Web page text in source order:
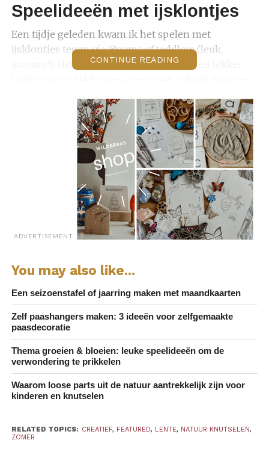
Speelideeën met ijsklontjes
Een tijdje geleden kwam ik het spelen met
ijsklontjes tegen via @game.of.toddlers (leuk
account!). Het idee is ontzettend simpel en lekker
Inmiddels hebben wij dit een aantal keer gedaan. Je
kunt heel goed variëren met dit spel. Hieronder
enkele speelideeën met ijsklontjes:
Gekleurde ijsklontjes – geef de
ijsklontjes kleur, met kleurstof of
stoepkrijtpoeder bijvoorbeeld.
Bevrijd de dieren – vul de ijsklontjes
kleine plastic beestjes in de vormen.
Geef je kind de opdracht de ingevroren
dieren te bevrijden.
Warm en koud – giet warm water of
water op kamertemperatuur over de
ijsklontjes en kijk hoe ze smelten.
Gereedschap – je kunt van alles
gebruiken als ‘gereedschap’ tijdens dit
spel. Kleine lepeltjes om water te
hakken, een pipet.
CONTINUE READING
ADVERTISEMENT
You may also like...
Een seizoenstafel of jaarring maken met maandkaarten
Zelf paashangers maken: 3 ideeën voor zelfgemaakte
paasdecoratie
Thema groeien & bloeien: leuke speelideeën om de
verwondering te prikkelen
Waarom loose parts uit de natuur aantrekkelijk zijn voor
kinderen en knutselen
RELATED TOPICS: CREATIEF, FEATURED, LENTE, NATUUR KNUTSELEN,
ZOMER